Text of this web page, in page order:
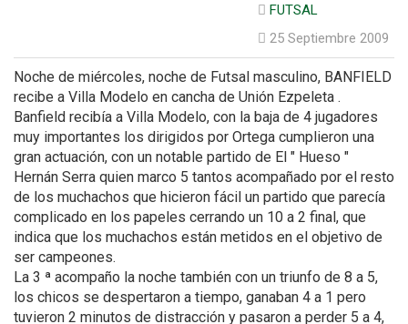
FUTSAL
25 Septiembre 2009
Noche de miércoles, noche de Futsal masculino, BANFIELD
recibe a Villa Modelo en cancha de Unión Ezpeleta .
Banfield recibía a Villa Modelo, con la baja de 4 jugadores
muy importantes los dirigidos por Ortega cumplieron una
gran actuación, con un notable partido de El " Hueso "
Hernán Serra quien marco 5 tantos acompañado por el resto
de los muchachos que hicieron fácil un partido que parecía
complicado en los papeles cerrando un 10 a 2 final, que
indica que los muchachos están metidos en el objetivo de
ser campeones.
La 3 ª acompaño la noche también con un triunfo de 8 a 5,
los chicos se despertaron a tiempo, ganaban 4 a 1 pero
tuvieron 2 minutos de distracción y pasaron a perder 5 a 4,